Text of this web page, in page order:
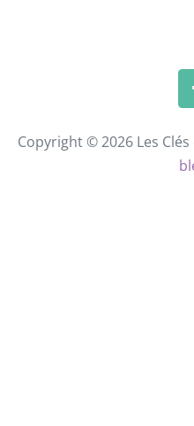
Copyright © 2026 Les